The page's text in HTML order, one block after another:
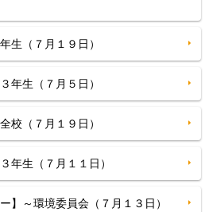
生（７月１９日）
年生（７月５日）
校（７月１９日）
年生（７月１１日）
】～環境委員会（７月１３日）